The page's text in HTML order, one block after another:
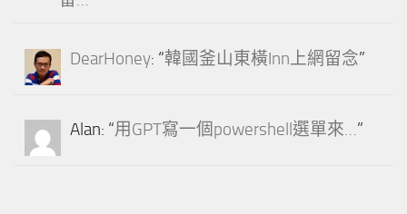
DearHoney: “韓國釜山東橫Inn上網留念”
Alan: “用GPT寫一個powershell選單來…”